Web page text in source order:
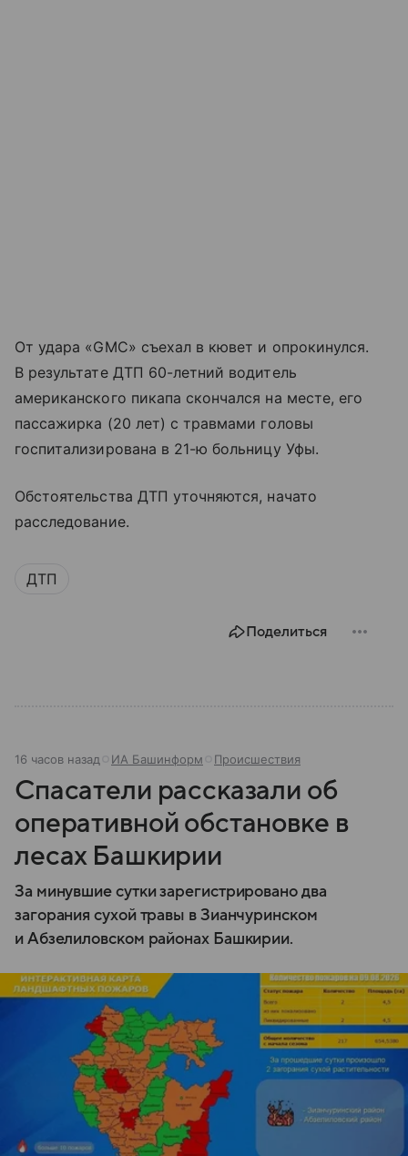
От удара «GMC» съехал в кювет и опрокинулся.
В результате ДТП 60-летний водитель
американского пикапа скончался на месте, его
пассажирка (20 лет) с травмами головы
госпитализирована в 21-ю больницу Уфы.
Обстоятельства ДТП уточняются, начато
расследование.
ДТП
Поделиться
16 часов назад ИА Башинформ Происшествия
Спасатели рассказали об
оперативной обстановке в
лесах Башкирии
За минувшие сутки зарегистрировано два
загорания сухой травы в Зианчуринском
и Абзелиловском районах Башкирии.